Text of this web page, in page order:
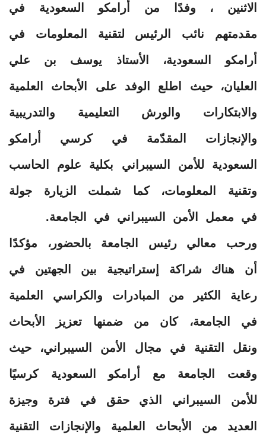
الاثنين ، وفدًا من أرامكو السعودية في
مقدمتهم نائب الرئيس لتقنية المعلومات في
أرامكو السعودية، الأستاذ يوسف بن علي
العليان، حيث اطلع الوفد على الأبحاث العلمية
والابتكارات والورش التعليمية والتدريبية
والإنجازات المقدّمة في كرسي أرامكو
السعودية للأمن السيبراني بكلية علوم الحاسب
وتقنية المعلومات، كما شملت الزيارة جولة
في معمل الأمن السيبراني في الجامعة.
ورحب معالي رئيس الجامعة بالحضور، مؤكدًا
أن هناك شراكة إستراتيجية بين الجهتين في
رعاية الكثير من المبادرات والكراسي العلمية
في الجامعة، كان من ضمنها تعزيز الأبحاث
ونقل التقنية في مجال الأمن السيبراني، حيث
وقعت الجامعة مع أرامكو السعودية كرسيًا
للأمن السيبراني الذي حقق في فترة وجيزة
العديد من الأبحاث العلمية والإنجازات التقنية